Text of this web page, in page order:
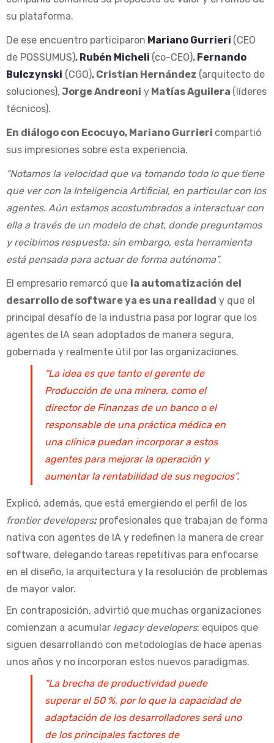
su plataforma.
De ese encuentro participaron Mariano Gurrieri (CEO
de POSSUMUS), Rubén Micheli (co-CEO), Fernando
Bulczynski (CGO), Cristian Hernández (arquitecto de
soluciones), Jorge Andreoni y Matías Aguilera (líderes
técnicos).
En diálogo con Ecocuyo, Mariano Gurrieri compartió
sus impresiones sobre esta experiencia.
“Notamos la velocidad que va tomando todo lo que tiene
que ver con la Inteligencia Artificial, en particular con los
agentes. Aún estamos acostumbrados a interactuar con
ella a través de un modelo de chat, donde preguntamos
y recibimos respuesta; sin embargo, esta herramienta
está pensada para actuar de forma autónoma”.
El empresario remarcó que la automatización del
desarrollo de software ya es una realidad y que el
principal desafío de la industria pasa por lograr que los
agentes de IA sean adoptados de manera segura,
gobernada y realmente útil por las organizaciones.
“La idea es que tanto el gerente de
Producción de una minera, como el
director de Finanzas de un banco o el
responsable de una práctica médica en
una clínica puedan incorporar a estos
agentes para mejorar la operación y
aumentar la rentabilidad de sus negocios”.
Explicó, además, que está emergiendo el perfil de los
frontier developers:profesionales que trabajan de forma
nativa con agentes de IA y redefinen la manera de crear
software, delegando tareas repetitivas para enfocarse
en el diseño, la arquitectura y la resolución de problemas
de mayor valor.
En contraposición, advirtió que muchas organizaciones
comienzan a acumular legacy developers: equipos que
siguen desarrollando con metodologías de hace apenas
unos años y no incorporan estos nuevos paradigmas.
“La brecha de productividad puede
superar el 50 %, por lo que la capacidad de
adaptación de los desarrolladores será uno
de los principales factores de